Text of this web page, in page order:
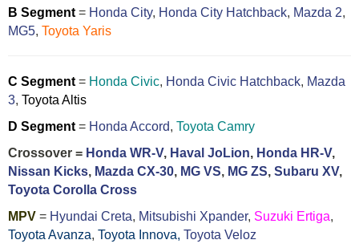
B Segment = Honda City, Honda City Hatchback, Mazda 2,
MG5, Toyota Yaris
C Segment = Honda Civic, Honda Civic Hatchback, Mazda
3, Toyota Altis
D Segment = Honda Accord, Toyota Camry
Crossover = Honda WR-V, Haval JoLion, Honda HR-V,
Nissan Kicks, Mazda CX-30, MG VS, MG ZS, Subaru XV,
Toyota Corolla Cross
MPV = Hyundai Creta, Mitsubishi Xpander, Suzuki Ertiga,
Toyota Avanza, Toyota Innova, Toyota Veloz